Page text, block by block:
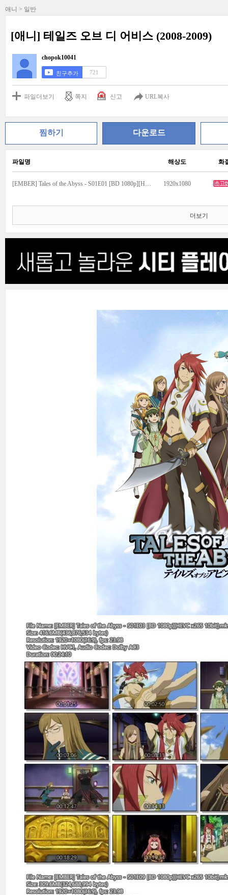
애니 > 일반
[애니] 테일즈 오브 디 어비스 (2008-2009)
chopok10041
친구추가 721
파일더보기 쪽지 신고 URL복사
찜하기 다운로드
파일명 해상도 화
[EMBER] Tales of the Abyss - S01E01 [BD 1080p][HEVC x265 10bit].mkv 1920x1080
더보기